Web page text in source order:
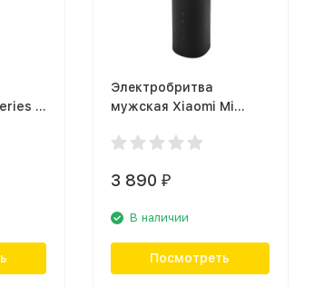
9
Электробритва
мужская Xiaomi Mi
3 890 ₽
В наличии
Посмотреть